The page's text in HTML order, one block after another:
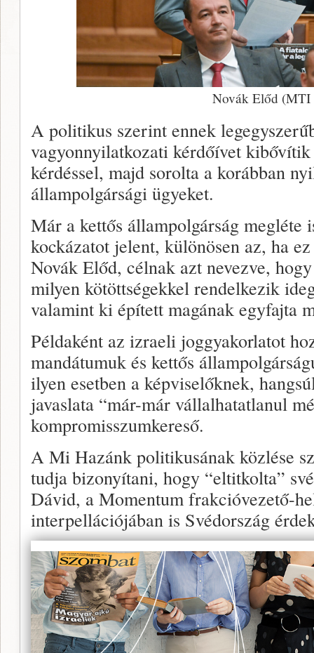
Novák Előd (MTI
A politikus szerint ennek
vagyonnyilatkozati kérdőívet
kérdéssel, majd sorolta a korábban
állampolgársági ügyeket.
Már a kettős állampolgárság megléte
kockázatot jelent, különösen az, ha
Novák Előd, célnak azt nevezve,
milyen kötöttségekkel rendelkezik
valamint ki épített magának egyfajta
Példaként az izraeli joggyakorlatot
mandátumuk és kettős
ilyen esetben a képviselőknek,
javaslata “már-már vállalhatatlanul
kompromisszumkereső.
A Mi Hazánk politikusának közlése
tudja bizonyítani, hogy “eltitkolta”
Dávid, a Momentum frakcióvezető-
interpellációjában is Svédország